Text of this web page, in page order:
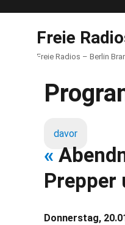
Freie
Freie Radios – Berlin
davor
«
Prepper
Donnerstag,